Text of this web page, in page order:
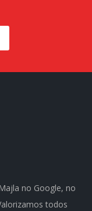
no Google, no
todos